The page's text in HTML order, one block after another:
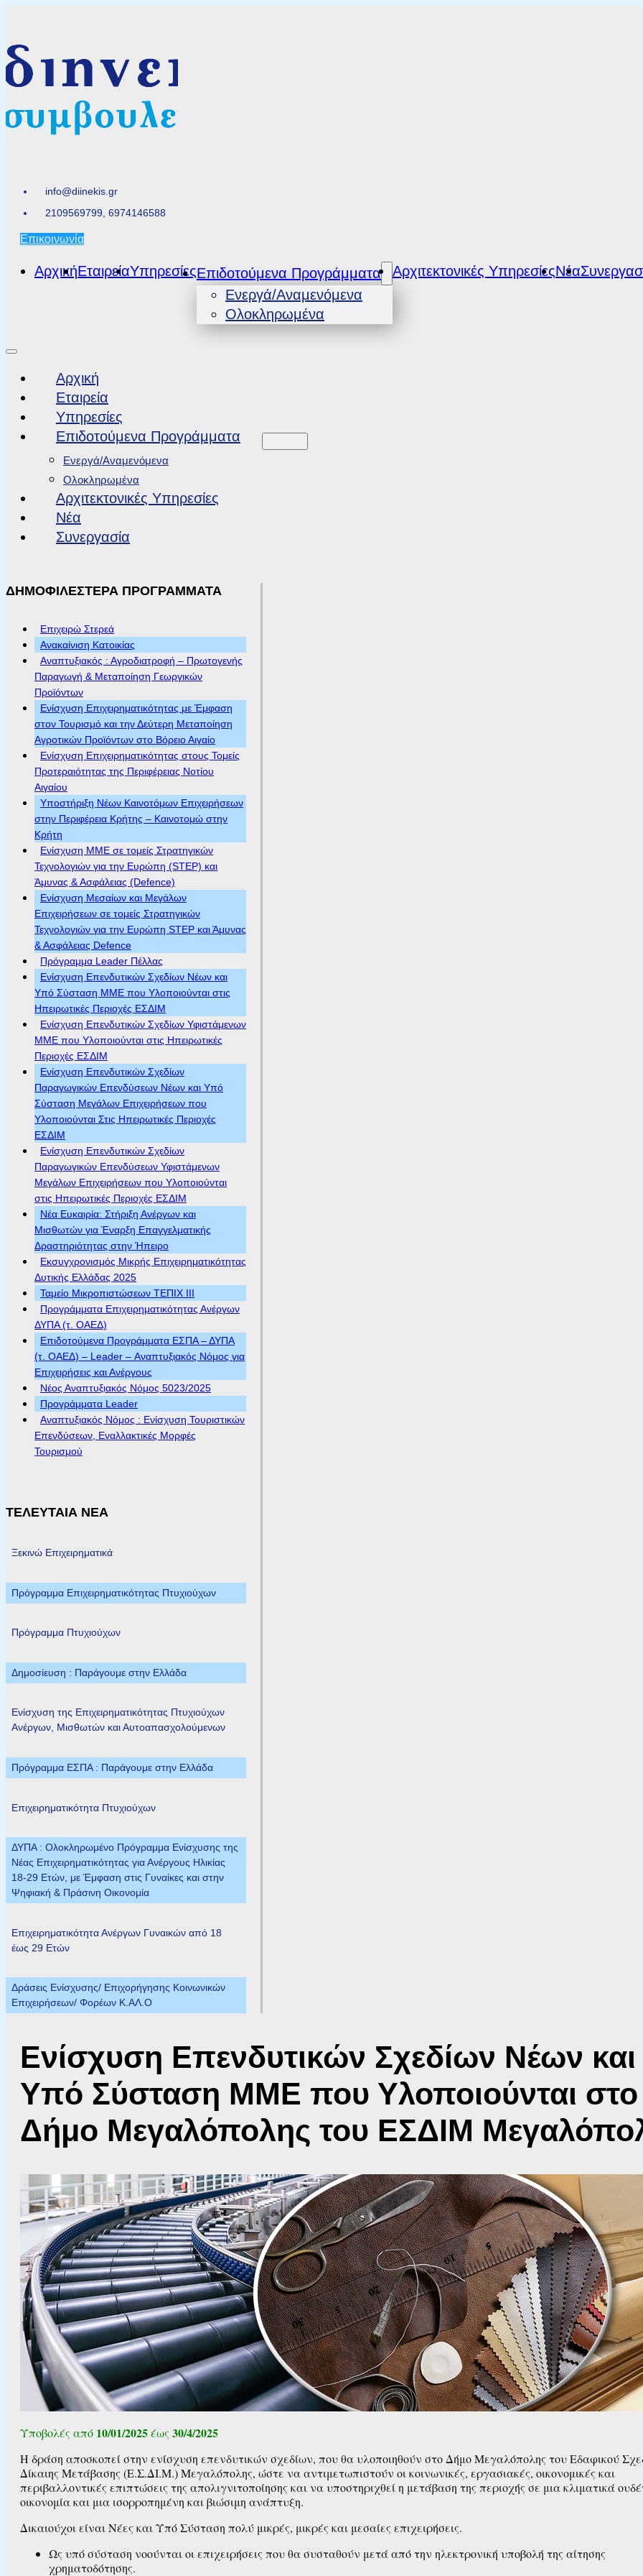
info@diinekis.gr
2109569799, 6974146588
Επικοινωνία
ΑρχικήΕταιρείαΥπηρεσίεςΕπιδοτούμενα Προγράμματα
Ενεργά/Αναμενόμενα
Ολοκληρωμένα
Αρχιτεκτονικές ΥπηρεσίεςΝέα
Αρχική
Εταιρεία
Υπηρεσίες
Επιδοτούμενα Προγράμματα
Ενεργά/Αναμενόμενα
Ολοκληρωμένα
Αρχιτεκτονικές Υπηρεσίες
Νέα
Συνεργασία
ΔΗΜΟΦΙΛΕΣΤΕΡΑ ΠΡΟΓΡΑΜΜΑΤΑ
Επιχειρώ Στερεά
Ανακαίνιση Κατοικίας
Αναπτυξιακός : Αγροδιατροφή – Πρωτογενής
Παραγωγή & Μεταποίηση Γεωργικών
Προϊόντων
Ενίσχυση Επιχειρηματικότητας με Έμφαση
στον Τουρισμό και την Δεύτερη Μεταποίηση
Αγροτικών Προϊόντων στο Βόρειο Αιγαίο
Ενίσχυση Επιχειρηματικότητας στους Τομείς
Προτεραιότητας της Περιφέρειας Νοτίου
Αιγαίου
Υποστήριξη Νέων Καινοτόμων Επιχειρήσεων
στην Περιφέρεια Κρήτης – Καινοτομώ στην
Κρήτη
Ενίσχυση ΜΜΕ σε τομείς Στρατηγικών
Τεχνολογιών για την Ευρώπη (STEP) και
Άμυνας & Ασφάλειας (Defence)
Ενίσχυση Μεσαίων και Μεγάλων
Επιχειρήσεων σε τομείς Στρατηγικών
Τεχνολογιών για την Ευρώπη STEP και Άμυνας
& Ασφάλειας Defence
Πρόγραμμα Leader Πέλλας
Ενίσχυση Επενδυτικών Σχεδίων Νέων και
Υπό Σύσταση ΜΜΕ που Υλοποιούνται στις
Ηπειρωτικές Περιοχές ΕΣΔΙΜ
Ενίσχυση Επενδυτικών Σχεδίων Υφιστάμενων
ΜΜΕ που Υλοποιούνται στις Ηπειρωτικές
Περιοχές ΕΣΔΙΜ
Ενίσχυση Επενδυτικών Σχεδίων
Παραγωγικών Επενδύσεων Νέων και Υπό
Σύσταση Μεγάλων Επιχειρήσεων που
Υλοποιούνται Στις Ηπειρωτικές Περιοχές
ΕΣΔΙΜ
Ενίσχυση Επενδυτικών Σχεδίων
Παραγωγικών Επενδύσεων Υφιστάμενων
Μεγάλων Επιχειρήσεων που Υλοποιούνται
στις Ηπειρωτικές Περιοχές ΕΣΔΙΜ
Νέα Ευκαιρία: Στήριξη Ανέργων και
Μισθωτών για Έναρξη Επαγγελματικής
Δραστηριότητας στην Ήπειρο
Εκσυγχρονισμός Μικρής Επιχειρηματικότητας
Δυτικής Ελλάδας 2025
Ταμείο Μικροπιστώσεων ΤΕΠΙΧ ΙΙΙ
Προγράμματα Επιχειρηματικότητας Ανέργων
ΔΥΠΑ (τ. ΟΑΕΔ)
Επιδοτούμενα Προγράμματα ΕΣΠΑ – ΔΥΠΑ
(τ. ΟΑΕΔ) – Leader – Αναπτυξιακός Νόμος για
Επιχειρήσεις και Ανέργους
Νέος Αναπτυξιακός Νόμος 5023/2025
Προγράμματα Leader
Αναπτυξιακός Νόμος : Ενίσχυση Τουριστικών
Επενδύσεων, Εναλλακτικές Μορφές
Τουρισμού
ΤΕΛΕΥΤΑΙΑ ΝΕΑ
Ξεκινώ Επιχειρηματικά
Πρόγραμμα Επιχειρηματικότητας Πτυχιούχων
Πρόγραμμα Πτυχιούχων
Δημοσίευση : Παράγουμε στην Ελλάδα
Ενίσχυση της Επιχειρηματικότητας Πτυχιούχων
Ανέργων, Μισθωτών και Αυτοαπασχολούμενων
Πρόγραμμα ΕΣΠΑ : Παράγουμε στην Ελλάδα
Επιχειρηματικότητα Πτυχιούχων
ΔΥΠΑ : Ολοκληρωμένο Πρόγραμμα Ενίσχυσης της
Νέας Επιχειρηματικότητας για Ανέργους Ηλικίας
18-29 Ετών, με Έμφαση στις Γυναίκες και στην
Ψηφιακή & Πράσινη Οικονομία
Επιχειρηματικότητα Ανέργων Γυναικών από 18
έως 29 Ετών
Δράσεις Ενίσχυσης/ Επιχορήγησης Κοινωνικών
Επιχειρήσεων/ Φορέων Κ.ΑΛ.Ο
Ενίσχυση Επενδυτικών Σχεδίων Νέων και
Υπό Σύσταση ΜΜΕ που Υλοποιούνται στο
Δήμο Μεγαλόπολης του ΕΣΔΙΜ
Υποβολές από 10/01/2025έως 30/4/2025
Η δράση αποσκοπεί στην ενίσχυση επενδυτικών σχεδίων, που θα υλοποιηθούν στο Δήμο Μεγαλόπολης του Εδαφικού
Δίκαιης Μετάβασης (Ε.Σ.ΔΙ.Μ.) Μεγαλόπολης, ώστε να αντιμετωπιστούν οι κοινωνικές, εργασιακές, οικονομικές και
περιβαλλοντικές επιπτώσεις της απολιγνιτοποίησης και να υποστηριχθεί η μετάβαση της περιοχής σε μια κλιματικά
οικονομία και μια ισορροπημένη και βιώσιμη ανάπτυξη.
Δικαιούχοι είναι Νέες και Υπό Σύσταση πολύ μικρές, μικρές και μεσαίες επιχειρήσεις.
Ως υπό σύσταση νοούνται οι επιχειρήσεις που θα συσταθούν μετά από την ηλεκτρονική υποβολή της αίτησης
χρηματοδότησης.